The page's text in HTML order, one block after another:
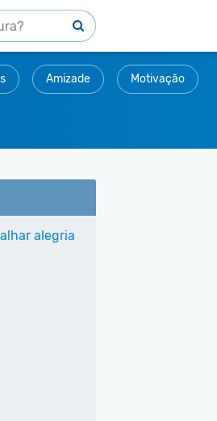
Amizade Motivação
alegria